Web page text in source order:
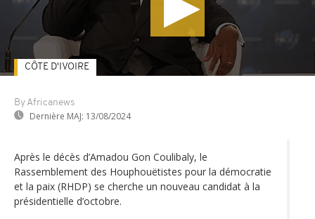
By Africanews
Dernière MAJ: 13/08/2024
CÔTE D'IVOIRE
Après le décès d’Amadou Gon Coulibaly, le
Rassemblement des Houphouëtistes pour la démocratie
et la paix (RHDP) se cherche un nouveau candidat à la
présidentielle d’octobre.